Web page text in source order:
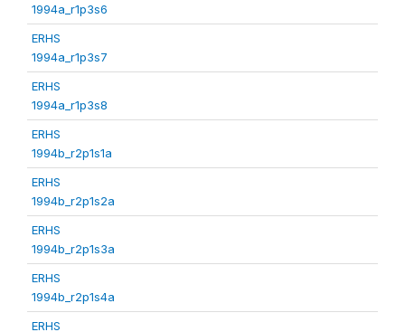
1994a_r1p3s6
ERHS
1994a_r1p3s7
ERHS
1994a_r1p3s8
ERHS
1994b_r2p1s1a
ERHS
1994b_r2p1s2a
ERHS
1994b_r2p1s3a
ERHS
1994b_r2p1s4a
ERHS